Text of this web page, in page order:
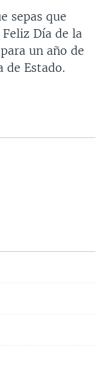
sepas que
Día de la
un año de
de Estado.